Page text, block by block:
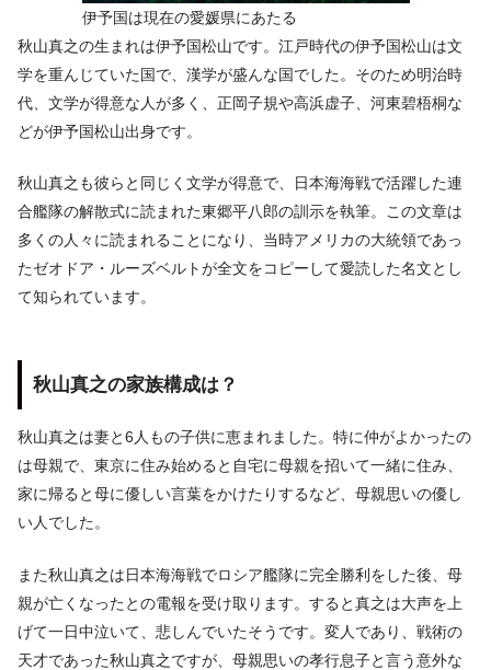
伊予国は現在の愛媛県にあたる
秋山真之の生まれは伊予国松山です。江戸時代の伊予国松山は文
学を重んじていた国で、漢学が盛んな国でした。そのため明治時
代、文学が得意な人が多く、正岡子規や高浜虚子、河東碧梧桐な
どが伊予国松山出身です。
秋山真之も彼らと同じく文学が得意で、日本海海戦で活躍した連
合艦隊の解散式に読まれた東郷平八郎の訓示を執筆。この文章は
多くの人々に読まれることになり、当時アメリカの大統領であっ
たゼオドア・ルーズベルトが全文をコピーして愛読した名文とし
て知られています。
秋山真之の家族構成は？
秋山真之は妻と6人もの子供に恵まれました。特に仲がよかったの
は母親で、東京に住み始めると自宅に母親を招いて一緒に住み、
家に帰ると母に優しい言葉をかけたりするなど、母親思いの優し
い人でした。
また秋山真之は日本海海戦でロシア艦隊に完全勝利をした後、母
親が亡くなったとの電報を受け取ります。すると真之は大声を上
げて一日中泣いて、悲しんでいたそうです。変人であり、戦術の
天才であった秋山真之ですが、母親思いの孝行息子と言う意外な